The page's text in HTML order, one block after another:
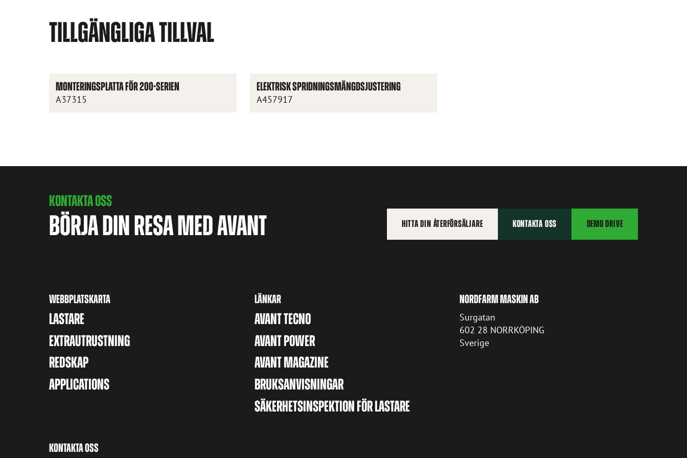
TILLGÄNGLIGA TILLVAL
MONTERINGSPLATTA FÖR 200-SERIEN
A37315
ELEKTRISK SPRIDNINGSMÄNGDSJUSTERING
A457917
KONTAKTA OSS
BÖRJA DIN RESA MED AVANT HITTA DIN ÅTERFÖRSÄLJARE KONTAKTA OSS DEMO DRIVE
WEBBPLATSKARTA
LASTARE
EXTRAUTRUSTNING
REDSKAP
APPLICATIONS
LÄNKAR
AVANT TECNO
AVANT POWER
AVANT MAGAZINE
BRUKSANVISNINGAR
SÄKERHETSINSPEKTION FÖR LASTARE
NORDFARM MASKIN AB
Surgatan
602 28 NORRKÖPING
Sverige
KONTAKTA OSS